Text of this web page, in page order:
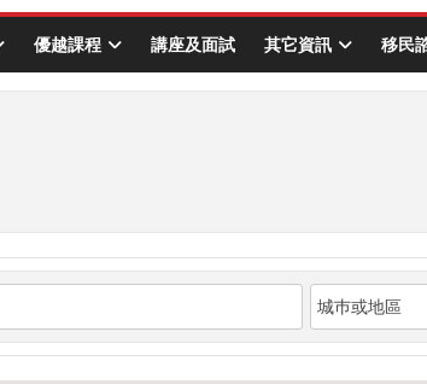
優越課程 講座及面試 其它資訊 移民